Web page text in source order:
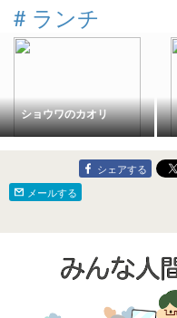
# ランチ
ショウワのカオリ
シェアする
メールする